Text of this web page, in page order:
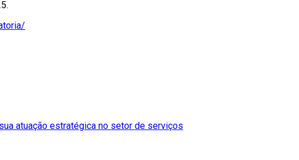
atuação estratégica no setor de serviços